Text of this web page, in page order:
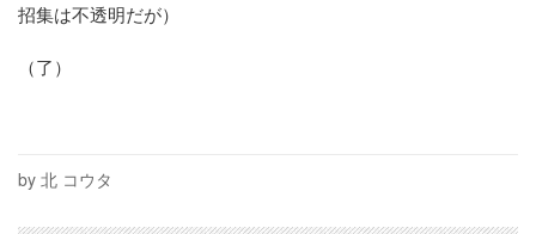
招集は不透明だが）
（了）
by 北 コウタ